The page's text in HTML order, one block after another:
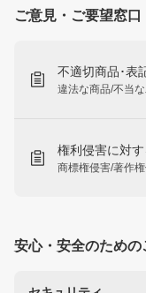
ご意見・ご要望窓口
不適切商品･表
違法な商品/不当
権利侵害に対
商標権侵害/著作
安心・安全のための